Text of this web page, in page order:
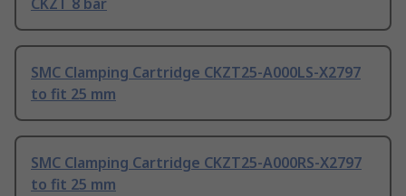
CKZT 8 bar
SMC Clamping Cartridge CKZT25-A000LS-X2797
to fit 25 mm
SMC Clamping Cartridge CKZT25-A000RS-X2797
to fit 25 mm